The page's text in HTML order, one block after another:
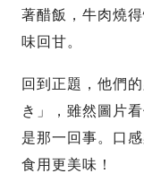
著醋飯，牛肉燒
味回甘。
回到正題，他們
き」，雖然圖片
是那一回事。口
食用更美味！